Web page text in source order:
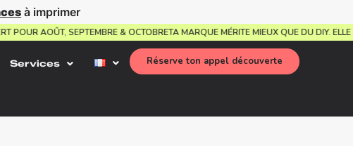
à imprimer
POUR AOÛT, SEPTEMBRE & OCTOBRETA MARQUE MÉRITE MIEUX QUE DU DIY.
Services Réserve ton appel découverte